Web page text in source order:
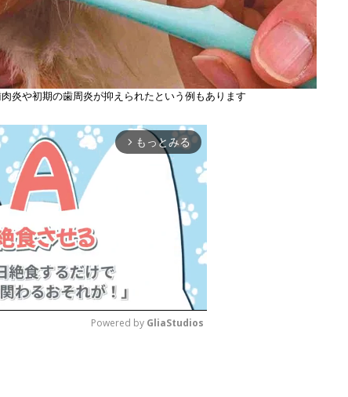
炎や初期の歯周炎が抑えられたという例もあります
arrow_forward_ios もっとみる
Powered by GliaStudios